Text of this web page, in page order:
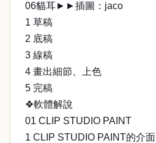
06貓耳►►插圖：jaco
1 草稿
2 底稿
3 線稿
4 畫出細節、上色
5 完稿
❖軟體解說
01 CLIP STUDIO PAINT
1 CLIP STUDIO PAINT的介面